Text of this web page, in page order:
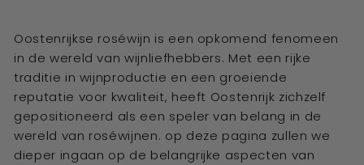
Oostenrijkse roséwijn is een opkomend fenomeen
in de wereld van wijnliefhebbers. Met een rijke
traditie in wijnproductie en een groeiende
reputatie voor kwaliteit, heeft Oostenrijk zichzelf
gepositioneerd als een speler van belang in de
wereld van roséwijnen. op deze pagina zullen we
dieper ingaan op de belangrijke aspecten van